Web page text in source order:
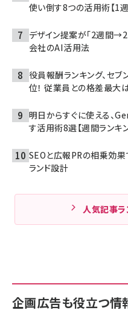
使い倒す8つの活用術【1週
デザイン提案が「2週間
会社のAI活用法
役員報酬ランキング、セ
位！ 従業員との格差最大
明日からすぐに使える
す活用術8選【週間ランキ
SEOと広報PRの相乗効
ランド設計
人気記事ラ
企画広告も役立つ情